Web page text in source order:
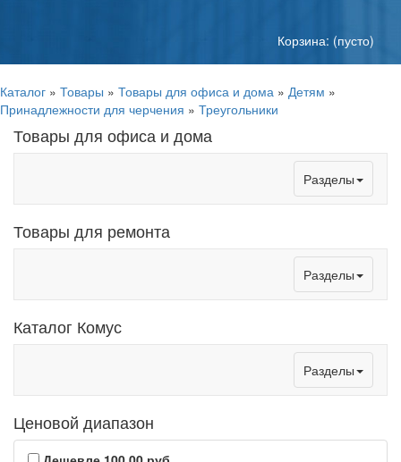
Корзина: (пусто)
Каталог » Товары » Товары для офиса и дома » Детям »
Принадлежности для черчения » Треугольники
Товары для офиса и дома
Toggle
navigation
Разделы
Товары для ремонта
Toggle
navigation
Разделы
Каталог Комус
Toggle
navigation
Разделы
Ценовой диапазон